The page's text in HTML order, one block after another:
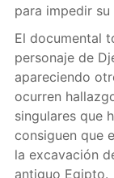
para impedir su
El documental
personaje de
apareciendo
ocurren
singulares que
consiguen que
la excavación
antiguo Egipto.